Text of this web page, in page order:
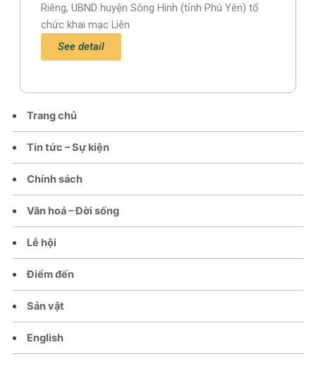
Trang chủ
Tin tức – Sự kiện
Chính sách
Văn hoá – Đời sống
Lễ hội
Điểm đến
Sản vật
English
Riêng, UBND huyện Sông Hinh (tỉnh Phú Yên) tổ
chức khai mạc Liên
See detail